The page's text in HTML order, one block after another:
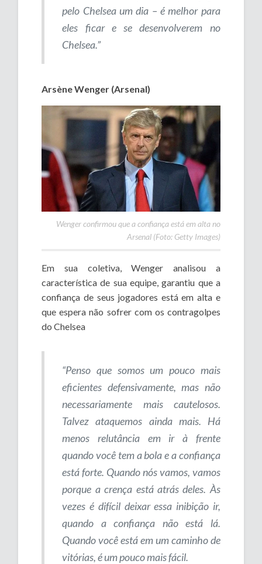
pelo Chelsea um dia – é melhor para
eles ficar e se desenvolverem no
Chelsea.”
Arsène Wenger (Arsenal)
Wenger confirmou que a confiança está em alta no
Arsenal (Foto: Getty Images)
Em sua coletiva, Wenger analisou a
característica de sua equipe, garantiu que a
confiança de seus jogadores está em alta e
que espera não sofrer com os contragolpes
do Chelsea
“Penso que somos um pouco mais
eficientes defensivamente, mas não
necessariamente mais cautelosos.
Talvez ataquemos ainda mais. Há
menos relutância em ir à frente
quando você tem a bola e a confiança
está forte. Quando nós vamos, vamos
porque a crença está atrás deles. Às
vezes é difícil deixar essa inibição ir,
quando a confiança não está lá.
Quando você está em um caminho de
vitórias, é um pouco mais fácil.